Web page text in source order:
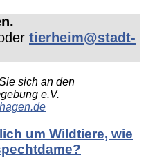
tierheim@stadt-
sich an den
e.V.
um Wildtiere, wie